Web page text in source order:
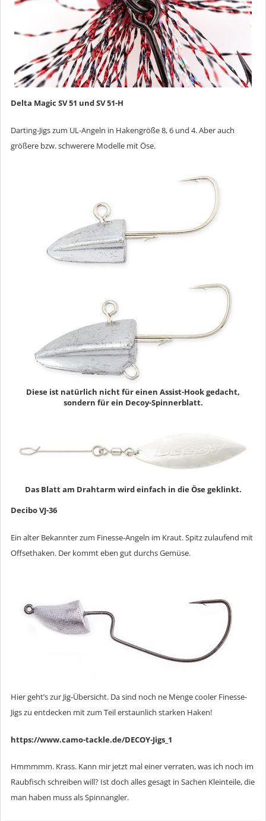
Delta Magic SV 51 und SV 51-H
Darting-Jigs zum UL-Angeln in Hakengröße 8, 6 und 4. Aber auch
größere bzw. schwerere Modelle mit Öse.
Diese ist natürlich nicht für einen Assist-Hook gedacht,
sondern für ein Decoy-Spinnerblatt.
Das Blatt am Drahtarm wird einfach in die Öse geklinkt.
Decibo VJ-36
Ein alter Bekannter zum Finesse-Angeln im Kraut. Spitz zulaufend mit
Offsethaken. Der kommt eben gut durchs Gemüse.
Hier geht’s zur Jig-Übersicht. Da sind noch ne Menge cooler Finesse-
Jigs zu entdecken mit zum Teil erstaunlich starken Haken!
https://www.camo-tackle.de/DECOY-Jigs_1
Hmmmmm. Krass. Kann mir jetzt mal einer verraten, was ich noch im
Raubfisch schreiben will? Ist doch alles gesagt in Sachen Kleinteile, die
man haben muss als Spinnangler.